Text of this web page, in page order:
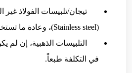
تيجان/تلبيسات الفولاذ غير
(Stainless steel)، وعادة ما تستخدم عند الأطفال
التلبيسات الذهبية، إن لم
في التكلفة طبعاً.